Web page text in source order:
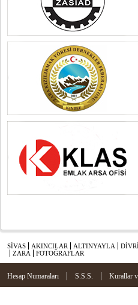
SİVAS AKINCILAR ALTINYAYLA
ZARA
FOTOĞRAFLAR
Hesap Numaraları | S.S.S. | Kurallar